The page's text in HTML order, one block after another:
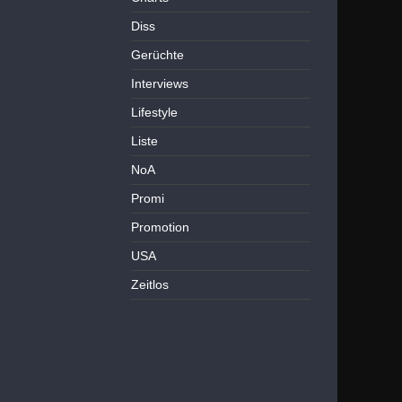
Diss
Gerüchte
Interviews
Lifestyle
Liste
NoA
Promi
Promotion
USA
Zeitlos